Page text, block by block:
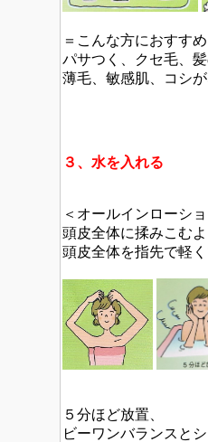
＝こんな方におすすめ
パサつく、クセ毛、
薄毛、敏感肌、コシ
３、水を入れる
＜オールインローシ
頭皮全体に揉みこむよ
頭皮全体を指先で軽く
５分ほど放置、
ビーワンバランスと